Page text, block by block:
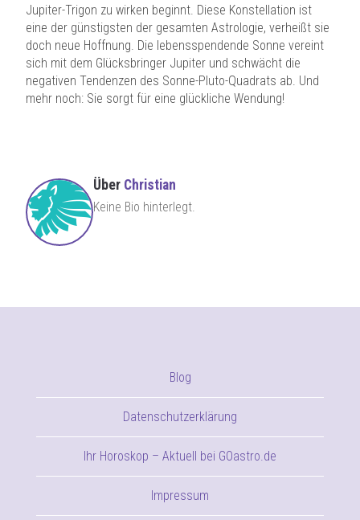
Jupiter-Trigon zu wirken beginnt. Diese Konstellation ist
eine der günstigsten der gesamten Astrologie, verheißt sie
doch neue Hoffnung. Die lebensspendende Sonne vereint
sich mit dem Glücksbringer Jupiter und schwächt die
negativen Tendenzen des Sonne-Pluto-Quadrats ab. Und
mehr noch: Sie sorgt für eine glückliche Wendung!
Über Christian
Keine Bio hinterlegt.
Blog
Datenschutzerklärung
Ihr Horoskop – Aktuell bei GOastro.de
Impressum